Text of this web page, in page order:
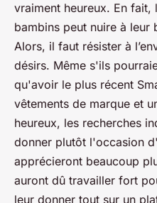
vraiment heureux. En
bambins peut nuire à
Alors, il faut résister à
désirs. Même s'ils
qu'avoir le plus récent
vêtements de marque et
heureux, les recherches
donner plutôt l'occasion
apprécieront beaucoup
auront dû travailler fort
leur donner tout sur un